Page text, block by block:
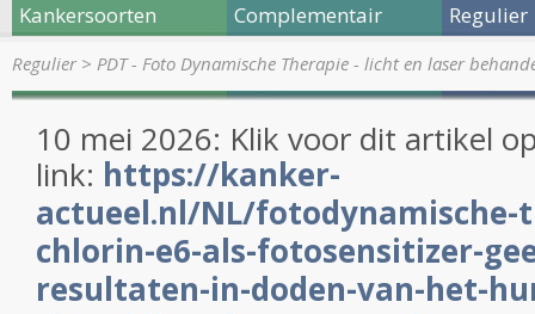
Kankersoorten Complementair Regulier
Regulier> PDT - Foto Dynamische Therapie - licht en laser
10 mei 2026: Klik voor dit artikel
link: https://kanker-
actueel.nl/NL/
chlorin-e6-als-fotosensitizer-
resultaten-in-doden-van-het-